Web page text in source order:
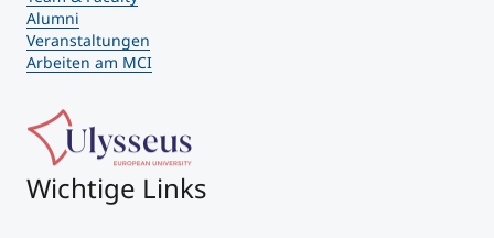
Alumni
Veranstaltungen
Arbeiten am MCI
Wichtige Links